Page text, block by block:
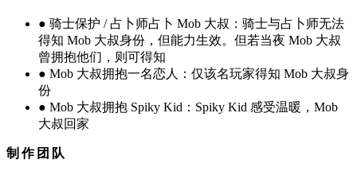
● 骑士保护 / 占卜师占卜 Mob 大叔：骑士与占卜师无法
得知 Mob 大叔身份，但能力生效。但若当夜 Mob 大叔
曾拥抱他们，则可得知
● Mob 大叔拥抱一名恋人：仅该名玩家得知 Mob 大叔身
份
● Mob 大叔拥抱 Spiky Kid：Spiky Kid 感受温暖，Mob
大叔回家
制作团队